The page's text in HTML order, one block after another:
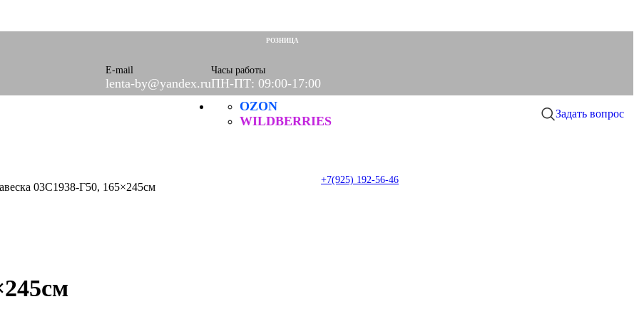
E-mail
lenta-by@yandex.ru
Часы работы
ПН-ПТ: 09:00-17:00
+7(925) 192-56-46
OZON
РОЗНИЦА
WILDBERRIES
Задать вопрос
03С1938-Г50, 165×245см